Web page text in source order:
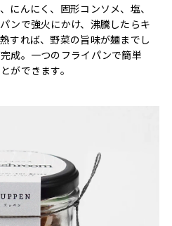
にんにく、固形コンソメ、塩、
ンで強火にかけ、沸騰したらキ
すれば、野菜の旨味が麺までし
成。一つのフライパンで簡単
ができます。